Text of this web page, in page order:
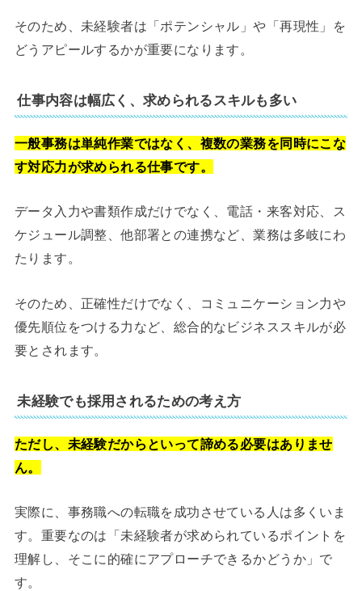
そのため、未経験者は「ポテンシャル」や「再現性」を
どうアピールするかが重要になります。
仕事内容は幅広く、求められるスキルも多い
一般事務は単純作業ではなく、複数の業務を同時にこな
す対応力が求められる仕事です。
データ入力や書類作成だけでなく、電話・来客対応、ス
ケジュール調整、他部署との連携など、業務は多岐にわ
たります。
そのため、正確性だけでなく、コミュニケーション力や
優先順位をつける力など、総合的なビジネススキルが必
要とされます。
未経験でも採用されるための考え方
ただし、未経験だからといって諦める必要はありませ
ん。
実際に、事務職への転職を成功させている人は多くいま
す。重要なのは「未経験者が求められているポイントを
理解し、そこに的確にアプローチできるかどうか」で
す。